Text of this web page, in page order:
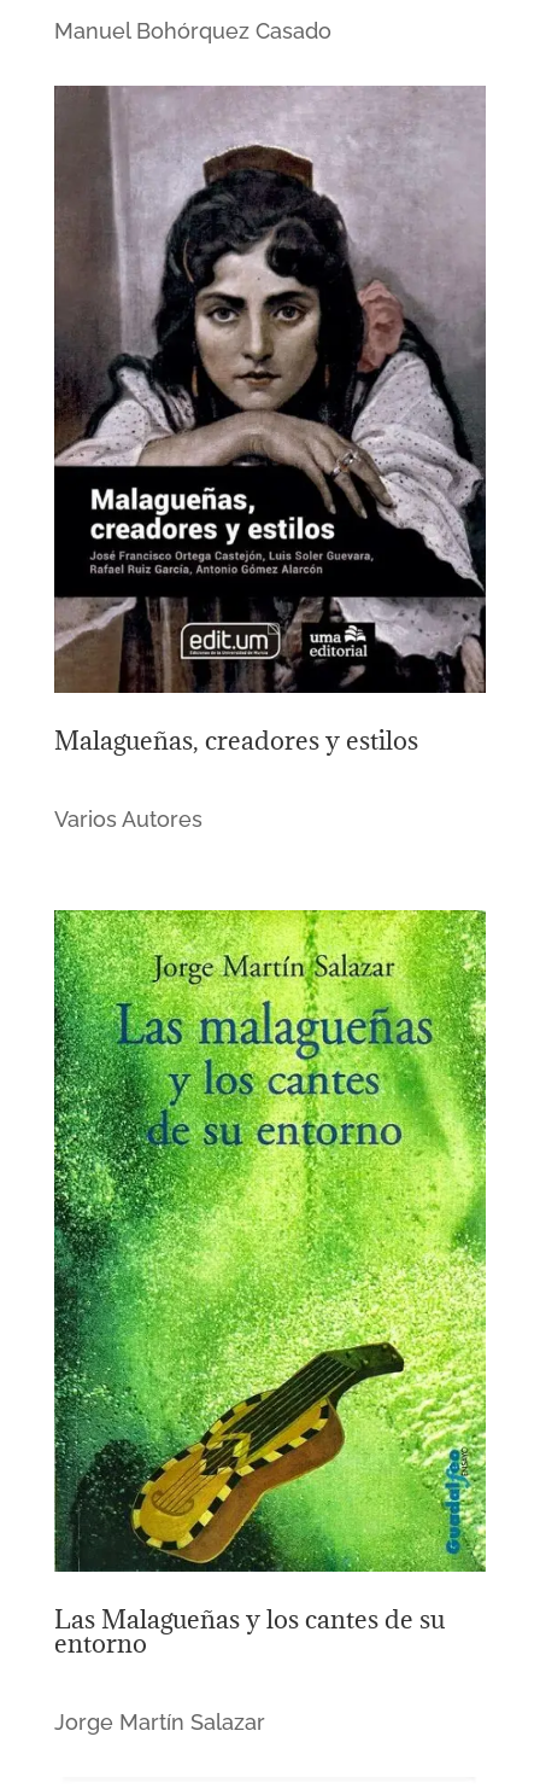
Manuel Bohórquez Casado
Malagueñas, creadores y estilos
Varios Autores
Las Malagueñas y los cantes de su
entorno
Jorge Martín Salazar